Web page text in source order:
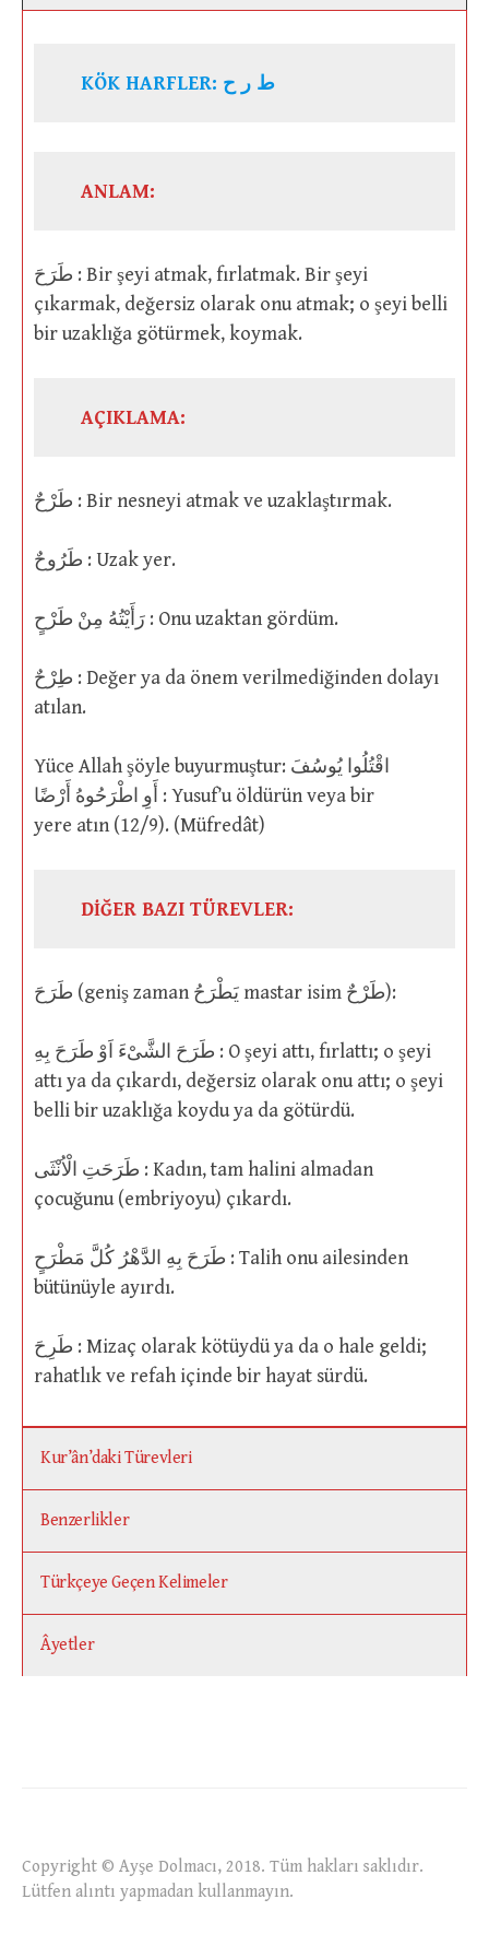
KÖK HARFLER: ط ر ح
ANLAM:
طَرَحَ : Bir şeyi atmak, fırlatmak. Bir şeyi
çıkarmak, değersiz olarak onu atmak; o şeyi belli
bir uzaklığa götürmek, koymak.
AÇIKLAMA:
طَرْحٌ : Bir nesneyi atmak ve uzaklaştırmak.
طَرُوحٌ : Uzak yer.
رَأَيْتُهُ مِنْ طَرْحٍ : Onu uzaktan gördüm.
طِرْحٌ : Değer ya da önem verilmediğinden dolayı
atılan.
Yüce Allah şöyle buyurmuştur: اقْتُلُوا يُوسُفَ
أَوِ اطْرَحُوهُ أَرْضًا : Yusuf’u öldürün veya bir
yere atın (12/9). (Müfredât)
DİĞER BAZI TÜREVLER:
طَرَحَ (geniş zaman يَطْرَحُ mastar isim طَرْحٌ):
طَرَحَ الشَّىْءَ اَوْ طَرَحَ بِهِ : O şeyi attı, fırlattı; o şeyi
attı ya da çıkardı, değersiz olarak onu attı; o şeyi
belli bir uzaklığa koydu ya da götürdü.
طَرَحَتِ الْاُنْثَى : Kadın, tam halini almadan
çocuğunu (embriyoyu) çıkardı.
طَرَحَ بِهِ الدَّهْرُ كُلَّ مَطْرَحٍ : Talih onu ailesinden
bütünüyle ayırdı.
طَرِحَ : Mizaç olarak kötüydü ya da o hale geldi;
rahatlık ve refah içinde bir hayat sürdü.
Kur’ân’daki Türevleri
Benzerlikler
Türkçeye Geçen Kelimeler
Âyetler
Copyright © Ayşe Dolmacı, 2018. Tüm hakları saklıdır.
Lütfen alıntı yapmadan kullanmayın.